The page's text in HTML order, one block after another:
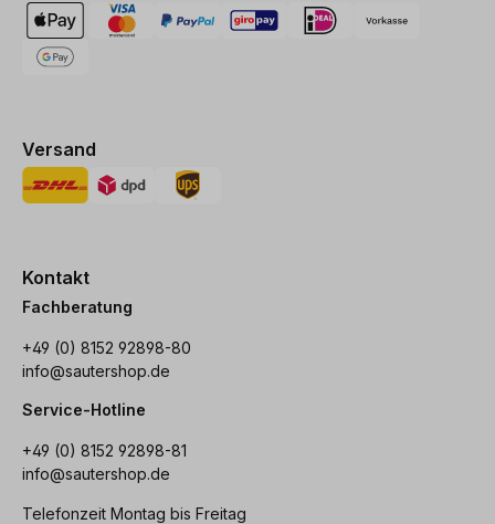
Versand
Kontakt
Fachberatung
+49 (0) 8152 92898-80
info@sautershop.de
Service-Hotline
+49 (0) 8152 92898-81
info@sautershop.de
Telefonzeit Montag bis Freitag